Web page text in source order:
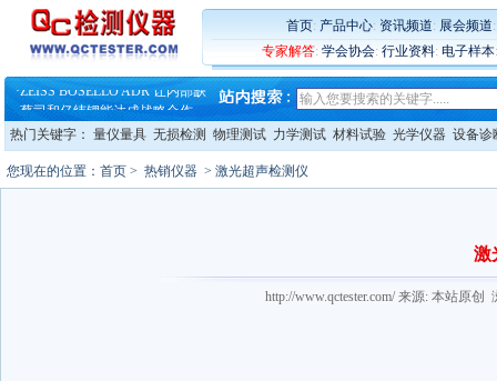
首页: 产品中心: 资讯频道: 展会频道
专家解答: 学会协会: 行业资料: 电子样本
蔡司软件 | 高效变形分析能
铸就AI服务器质量动脉 – 高
铸就AI服务器质量动脉 – 高
·ZEISS BOSELLO ADR 让内部缺
·蔡司和亿纬锂能达成战略合作
·大牌云集 买家升级 ——26
·蔡司软件 | 高效变形分析能
·铸就AI服务器质量动脉 – 高
热门关键字： 量仪量具 无损检测 物理测试 力学测试 材料试验 光学仪器 设备诊
您现在的位置： 首页 > 热销仪器 > 激光超声检测仪
激
http://www.qctester.com/ 来源: 本站原